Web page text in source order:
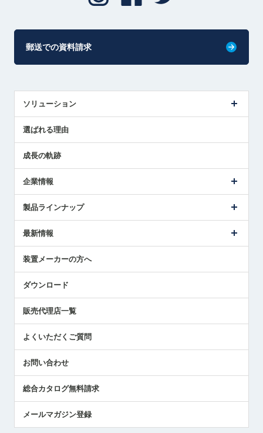
郵送での資料請求
ソリューション
解決策提案
選ばれる理由
成長の軌跡
企業情報
ごあいさつ
受賞履歴
採用情報
国/地域/言語
製品ラインナップ
ツールセッタ製品
エアマイクロセンサ製品
最新情報
メトロールの技術
社員ブログ
中小企業のBCP地震対策
センサのテクニカルガイド
社長ブログ
装置メーカーの方へ
ダウンロード
販売代理店一覧
よくいただくご質問
お問い合わせ
総合カタログ無料請求
メールマガジン登録